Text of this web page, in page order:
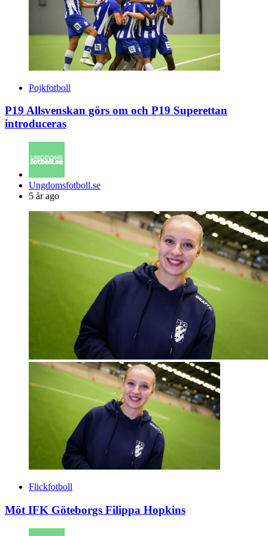
Pojkfotboll
P19 Allsvenskan görs om och P19 Superettan
introduceras
Posted
by
Ungdomsfotboll.se
5 år ago
Flickfotboll
Möt IFK Göteborgs Filippa Hopkins